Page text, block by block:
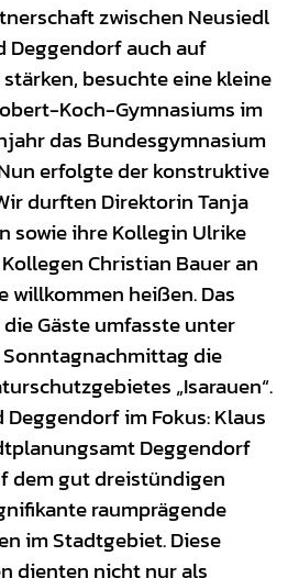
zwischen Neusiedl
Deggendorf auch auf
besuchte eine kleine
Koch-Gymnasiums im
das Bundesgymnasium
erfolgte der konstruktive
durften Direktorin Tanja
sowie ihre Kollegin Ulrike
Christian Bauer an
willkommen heißen. Das
Gäste umfasste unter
die
„Isarauen“.
im Fokus: Klaus
Deggendorf
dem gut dreistündigen
raumprägende
im Stadtgebiet. Diese
dienten nicht nur als